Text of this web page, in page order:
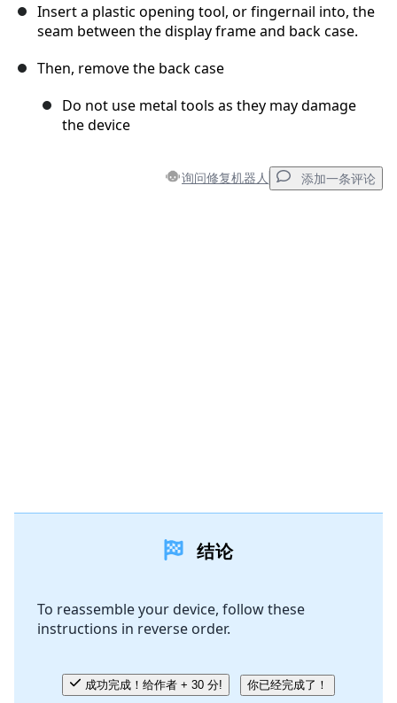
Insert a plastic opening tool, or fingernail into, the
seam between the display frame and back case.
Then, remove the back case
Do not use metal tools as they may damage
the device
询问修复机器人 添加一条评论
结论
To reassemble your device, follow these
instructions in reverse order.
成功完成！给作者 + 30 分! 你已经完成了！